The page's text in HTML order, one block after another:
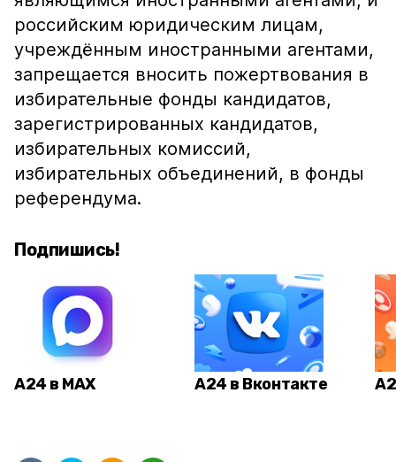
российским юридическим лицам,
учреждённым иностранными агентами,
запрещается вносить пожертвования в
избирательные фонды кандидатов,
зарегистрированных кандидатов,
избирательных комиссий,
избирательных объединений, в фонды
референдума.
Подпишись!
А24 в MAX А24 в Вконтакте